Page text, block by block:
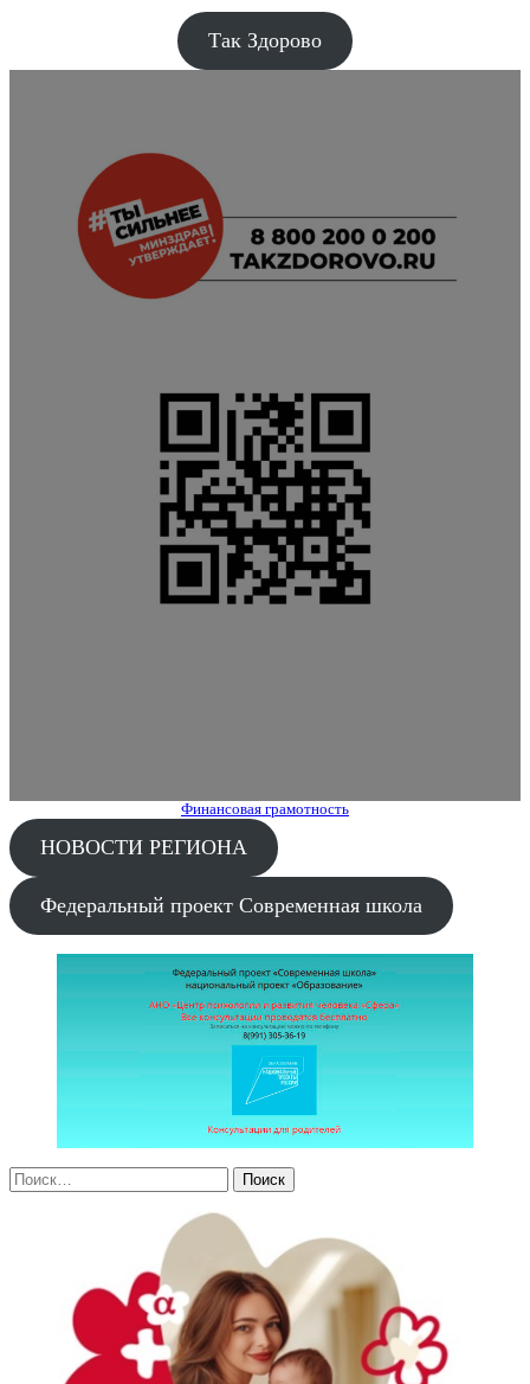
Так Здорово
Финансовая грамотность
НОВОСТИ РЕГИОНА
Федеральный проект Современная школа